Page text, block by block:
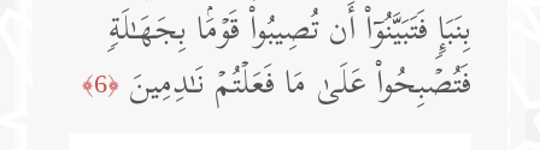
بِنَبَإࣲ فَتَبَیَّنُوۤا۟ أَن تُصِیبُوا۟ قَوۡمَۢا بِجَهَـٰلَةࣲ
فَتُصۡبِحُوا۟ عَلَىٰ مَا فَعَلۡتُمۡ نَـٰدِمِینَ ﴿6﴾